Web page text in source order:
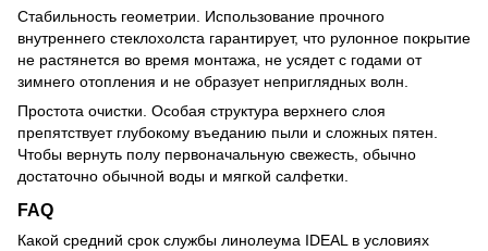
Стабильность геометрии. Использование прочного
внутреннего стеклохолста гарантирует, что рулонное покрытие
не растянется во время монтажа, не усядет с годами от
зимнего отопления и не образует неприглядных волн.
Простота очистки. Особая структура верхнего слоя
препятствует глубокому въеданию пыли и сложных пятен.
Чтобы вернуть полу первоначальную свежесть, обычно
достаточно обычной воды и мягкой салфетки.
FAQ
Какой средний срок службы линолеума IDEAL в условиях